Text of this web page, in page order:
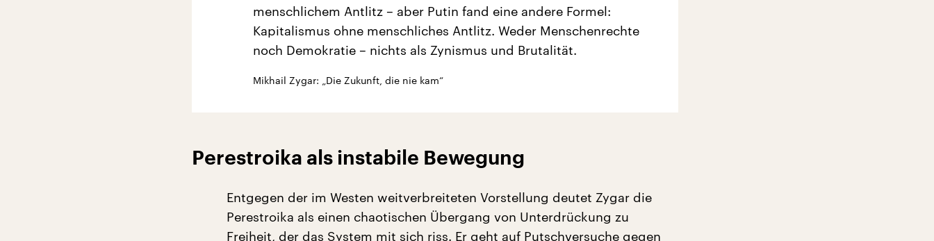
menschlichem Antlitz – aber Putin fand eine andere Formel:
Kapitalismus ohne menschliches Antlitz. Weder Menschenrechte
noch Demokratie – nichts als Zynismus und Brutalität.
Mikhail Zygar: „Die Zukunft, die nie kam“
Perestroika als instabile Bewegung
Entgegen der im Westen weitverbreiteten Vorstellung deutet Zygar die
Perestroika als einen chaotischen Übergang von Unterdrückung zu
Freiheit, der das System mit sich riss. Er geht auf Putschversuche gegen